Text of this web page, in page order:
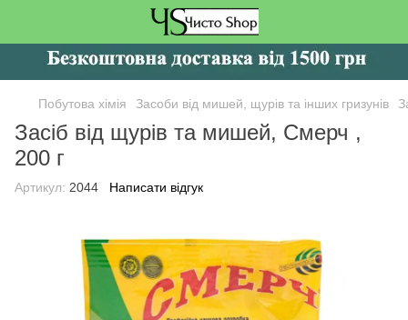
Побутова хімія Засоби від мишей, щурів та інших гризунів
Засіб від щурів та мишей, Смерч ,
200 г
Артикул: 2044 Написати відгук